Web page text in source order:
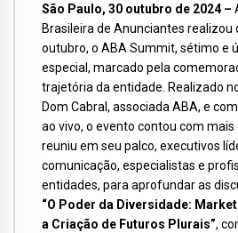
São Paulo, 30 outubro de 2024 –
Brasileira de Anunciantes realizou
outubro, o ABA Summit, sétimo e
especial, marcado pela
trajetória da entidade. Realizado
Dom Cabral, associada ABA, e
ao vivo, o evento contou com mais
reuniu em seu palco, executivos
comunicação, especialistas e
entidades, para aprofundar as
“O Poder da Diversidade:
a Criação de Futuros Plurais”,